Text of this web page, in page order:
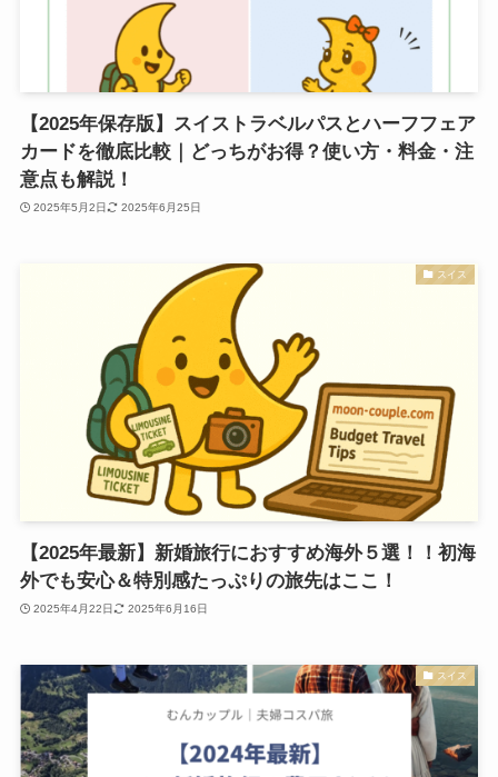
【2025年保存版】スイストラベルパスとハーフフェア
カードを徹底比較｜どっちがお得？使い方・料金・注
意点も解説！
2025年5月2日 2025年6月25日
スイス
【2025年最新】新婚旅行におすすめ海外５選！！初海
外でも安心＆特別感たっぷりの旅先はここ！
2025年4月22日 2025年6月16日
スイス